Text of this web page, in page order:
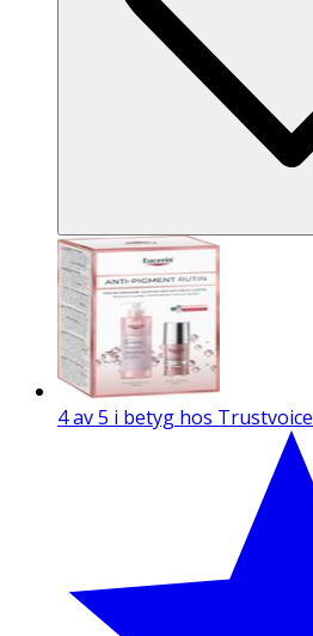
4 av 5 i betyg hos Trustvoice